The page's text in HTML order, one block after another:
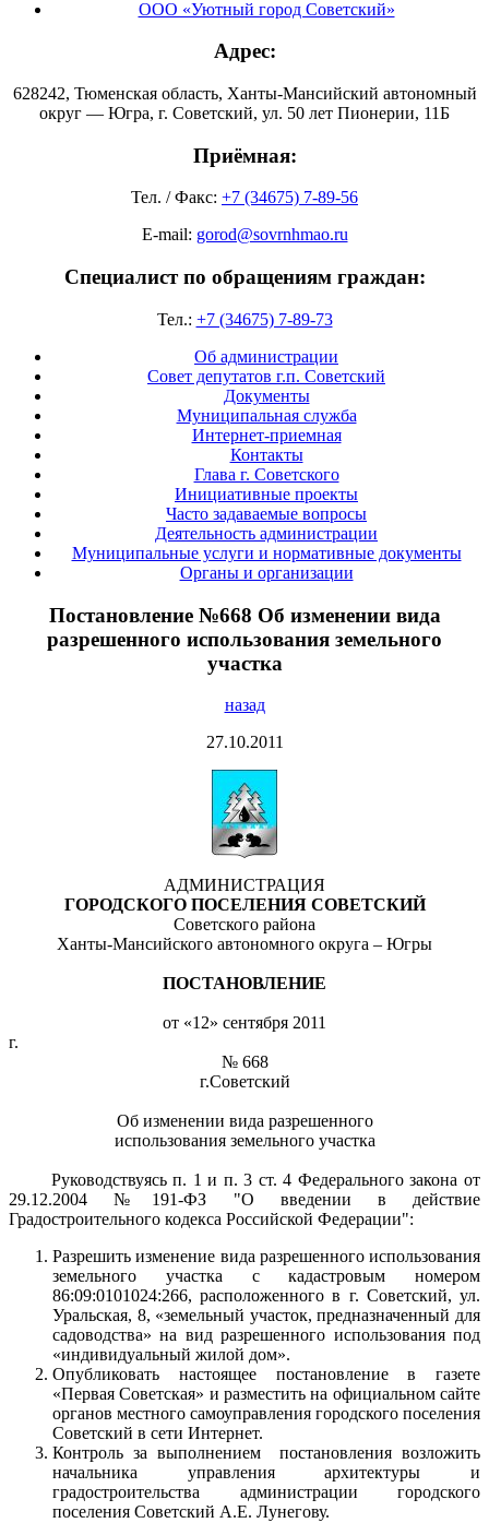
ООО «Уютный город Советский»
Адрес:
628242, Тюменская область, Ханты-Мансийский автономный
округ — Югра, г. Советский, ул. 50 лет Пионерии, 11Б
Приёмная:
Тел. / Факс: +7 (34675) 7-89-56
E-mail: gorod@sovrnhmao.ru
Специалист по обращениям граждан:
Тел.: +7 (34675) 7-89-73
Об администрации
Совет депутатов г.п. Советский
Документы
Муниципальная служба
Интернет-приемная
Контакты
Глава г. Советского
Инициативные проекты
Часто задаваемые вопросы
Деятельность администрации
Муниципальные услуги и нормативные документы
Органы и организации
Постановление №668 Об изменении вида
разрешенного использования земельного
участка
назад
27.10.2011
АДМИНИСТРАЦИЯ
ГОРОДСКОГО ПОСЕЛЕНИЯ СОВЕТСКИЙ
Советского района
Ханты-Мансийского автономного округа – Югры
ПОСТАНОВЛЕНИЕ
от «12» сентября 2011
№ 668
г.Советский
Об изменении вида разрешенного
использования земельного участка
Руководствуясь п. 1 и п. 3 ст. 4 Федерального закона от
29.12.2004 №191-ФЗ "О введении в действие
Градостроительного кодекса Российской Федерации":
Разрешить изменение вида разрешенного использования
земельного участка с кадастровым номером
86:09:0101024:266, расположенного в г. Советский, ул.
Уральская, 8, «земельный участок, предназначенный для
садоводства» на вид разрешенного использования под
«индивидуальный жилой дом».
Опубликовать настоящее постановление в газете
«Первая Советская» и разместить на официальном сайте
органов местного самоуправления городского поселения
Советский в сети Интернет.
Контроль за выполнением постановления возложить
начальника управления архитектуры и
градостроительства администрации городского
поселения Советский А.Е. Лунегову.